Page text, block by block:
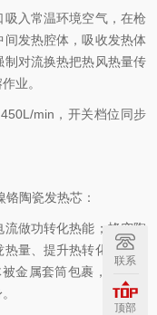
入常温环境空气，在枪
发热腔体，吸收发热体
制对流换热把热风热量传
业。
min，开关档位同步
铬陶瓷发热芯 ：
做功转化热能；蜂窝陶
量、提升热转化率（热
金属套筒包裹，热量全
联系
顶部